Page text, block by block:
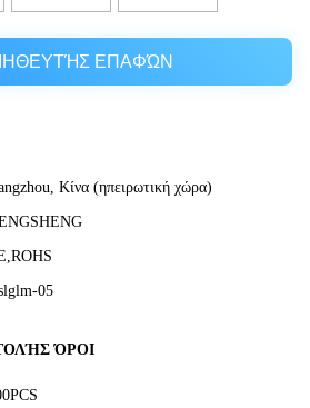
ΕΠΑΦΏΝ
Κίνα (ηπειρωτική χώρα)
05
ΌΡΟΙ